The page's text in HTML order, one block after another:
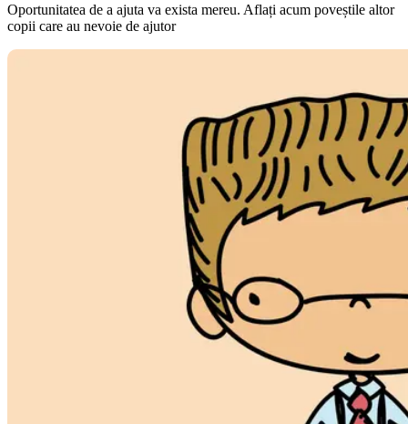
Oportunitatea de a ajuta va exista mereu. Aflați acum poveștile altor
copii care au nevoie de ajutor